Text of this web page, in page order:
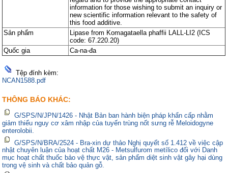
information for those wishing to submit an inquiry or
new scientific information relevant to the safety of
this food additive.
Sản phẩm
Lipase from Komagataella phaffii LALL-LI2 (ICS
code: 67.220.20)
Quốc gia
Ca-na-đa
Tệp đính kèm:
NCAN1588.pdf
THÔNG BÁO KHÁC:
G/SPS/N/JPN/1426 - Nhật Bản ban hành biện pháp khẩn cấp nhằm
giảm thiểu nguy cơ xâm nhập của tuyến trùng nốt sưng rễ Meloidogyne
enterolobii.
G/SPS/N/BRA/2524 - Bra-xin dự thảo Nghị quyết số 1.412 về việc cập
nhật chuyên luận của hoạt chất M26 - Metsulfurom metílico đối với Danh
mục hoạt chất thuốc bảo vệ thực vật, sản phẩm diệt sinh vật gây hại dùng
trong vệ sinh và chất bảo quản gỗ.